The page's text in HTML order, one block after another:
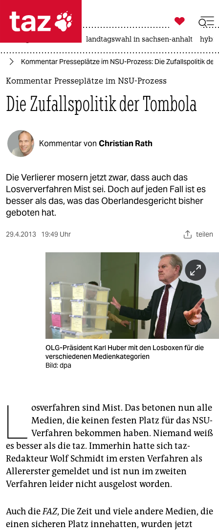
 taz zahl ich
taz zahl ich
politik
öko
gesellschaft
kultur
sport
berlin
veranstaltungen
fragen & hilfe
genossenschaft
epaper login

taz zahl ich
landtagswahl in sachsen-anhalt
Kommentar Presseplätze im NSU-Prozess: Die Zufallspolitik der
Kommentar Presseplätze im NSU-Prozess
Die Zufallspolitik der Tombola
Kommentar von Christian Rath
Die Verlierer mosern jetzt zwar, dass auch das
Losververfahren Mist sei. Doch auf jeden Fall ist es
besser als das, was das Oberlandesgericht bisher
geboten hat.
29.4.2013 19:49 Uhr teilen
OLG-Präsident Karl Huber mit den Losboxen für die
verschiedenen Medienkategorien
Bild: dpa
L osverfahren sind Mist. Das betonen nun alle
Medien, die keinen festen Platz für das NSU-
Verfahren bekommen haben. Niemand weiß
es besser als die taz. Immerhin hatte sich taz-
Redakteur Wolf Schmidt im ersten Verfahren als
Allererster gemeldet und ist nun im zweiten
Verfahren leider nicht ausgelost worden.
Auch dieFAZ, Die Zeit und viele andere Medien, die
einen sicheren Platz innehatten, wurden jetzt